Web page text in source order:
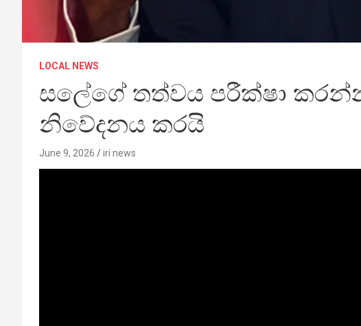
LOCAL NEWS
සලේගේ තත්වය පරීක්ෂා
නිවේදනය කරයි
June 9, 2026 iri news